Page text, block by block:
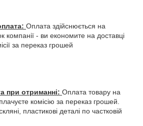
Оплата здійснюється на
компанії - ви економите на доставці
за переказ грошей
при отриманні: Оплата товару на
комісію за переказ грошей.
пластикові деталі по частковій